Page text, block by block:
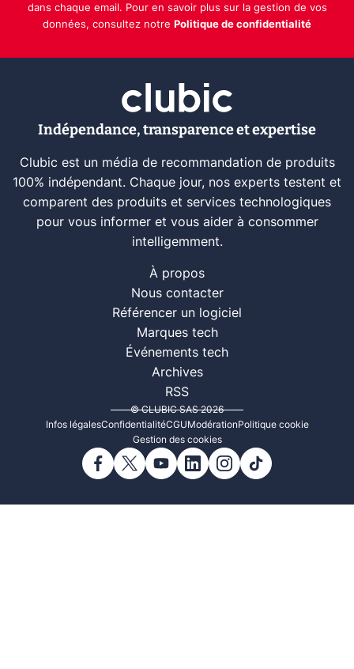
dans chaque email. Pour en savoir plus sur la gestion de vos
données, consultez notre Politique de confidentialité
Indépendance, transparence et expertise
Clubic est un média de recommandation de produits
100% indépendant. Chaque jour, nos experts testent et
comparent des produits et services technologiques
pour vous informer et vous aider à consommer
intelligemment.
À propos
Nous contacter
Référencer un logiciel
Marques tech
Événements tech
Archives
RSS
© CLUBIC SAS 2026
Infos légalesConfidentialitéCGUModérationPolitique cookie
Gestion des cookies